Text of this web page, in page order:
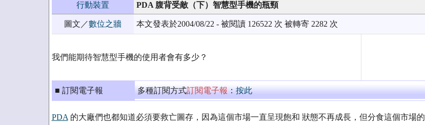
行動裝置 PDA 腹背受敵（下）智慧型手機的瓶頸
圖文／數位之牆 本文發表於2004/08/22 - 被閱讀 126522 次 被轉寄 2282 次
我們能期待智慧型手機的使用者會有多少？
■ 訂閱電子報 多種訂閱方式訂閱電子報：按此
PDA 的大廠們也都知道必須要救亡圖存，因為這個市場一直呈現飽和 狀態不再成長，但分食這個市場的